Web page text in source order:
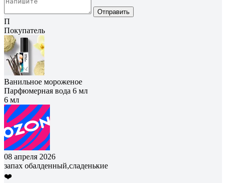
Отправить
П
Покупатель
Ванильное мороженое
Парфюмерная вода 6 мл
6 мл
08 апреля 2026
запах обалденный,сладенькие
❤️